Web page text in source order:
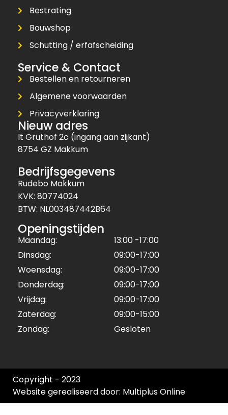
Bestrating
Bouwshop
Schutting / erfafscheiding
Service & Contact
Bestellen en retourneren
Algemene voorwaarden
Privacyverklaring
Nieuw adres
It Gruthof 2c (ingang aan zijkant)
8754 GZ Makkum
Bedrijfsgegevens
Rudebo Makkum
KVK: 80774024
BTW: NL003487442B64
Openingstijden
Maandag:
13:00 -17:00
Dinsdag:
09:00-17:00
Woensdag:
09:00-17:00
Donderdag:
09:00-17:00
Vrijdag:
09:00-17:00
Zaterdag:
09:00-15:00
Zondag:
Gesloten
Copyright - 2023
Website gerealiseerd door: Multiplus Online